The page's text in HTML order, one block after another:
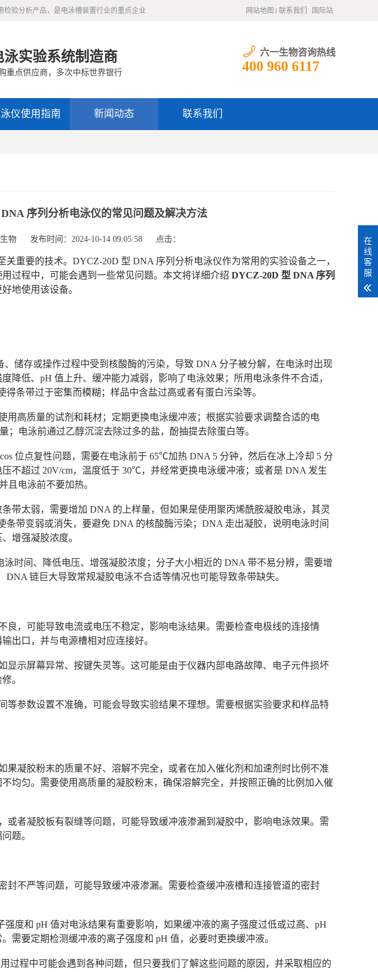
验分析产品，是电泳槽装置行业的重点企业 网站地图 联系我们 国际站
泳实验系统制造商
重点供应商，多次中标世界银行
六一生物咨询热线
400 960 6117
仪使用指南 新闻动态 联系我们
序列分析电泳仪的常见问题及解决方法
物 发布时间：2024-10-14 09:05:58 点击：
重要的技术。DYCZ-20D 型 DNA 序列分析电泳仪作为常用的实验设备之一，
过程中，可能会遇到一些常见问题。本文将详细介绍 DYCZ-20D 型 DNA 序列
地使用该设备。
存或操作过程中受到核酸酶的污染，导致 DNA 分子被分解，在电泳时出现
降低、pH 值上升、缓冲能力减弱，影响了电泳效果；所用电泳条件不合适，
条带过于密集而模糊；样品中含盐过高或者有蛋白污染等。
高质量的试剂和耗材；定期更换电泳缓冲液；根据实验要求调整合适的电
；电泳前通过乙醇沉淀去除过多的盐，酚抽提去除蛋白等。
位点复性问题，需要在电泳前于 65℃加热 DNA 5 分钟，然后在冰上冷却 5 分
不超过 20V/cm，温度低于 30℃，并经常更换电泳缓冲液；或者是 DNA 发生
且电泳前不要加热。
带太弱，需要增加 DNA 的上样量，但如果是使用聚丙烯酰胺凝胶电泳，其灵
带变弱或消失，要避免 DNA 的核酸酶污染；DNA 走出凝胶，说明电泳时间
增强凝胶浓度。
时间、降低电压、增强凝胶浓度；分子大小相近的 DNA 带不易分辨，需要增
链巨大导致常规凝胶电泳不合适等情况也可能导致条带缺失。
，可能导致电流或电压不稳定，影响电泳结果。需要检查电极线的连接情
出口，并与电源槽相对应连接好。
示屏幕异常、按键失灵等。这可能是由于仪器内部电路故障、电子元件损坏
。
参数设置不准确，可能会导致实验结果不理想。需要根据实验要求和样品特
凝胶粉末的质量不好、溶解不完全，或者在加入催化剂和加速剂时比例不准
均匀。需要使用高质量的凝胶粉末，确保溶解完全，并按照正确的比例加入催
者凝胶板有裂缝等问题，可能导致缓冲液渗漏到凝胶中，影响电泳效果。需
题。
不严等问题，可能导致缓冲液渗漏。需要检查缓冲液槽和连接管道的密封
度和 pH 值对电泳结果有重要影响，如果缓冲液的离子强度过低或过高、pH
需要定期检测缓冲液的离子强度和 pH 值，必要时更换缓冲液。
过程中可能会遇到各种问题，但只要我们了解这些问题的原因，并采取相应的
在
线
客
服